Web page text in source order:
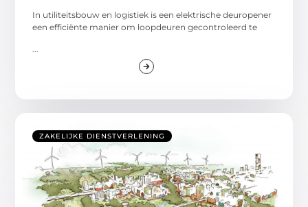
In utiliteitsbouw en logistiek is een elektrische deuropener
een efficiënte manier om loopdeuren gecontroleerd te
ZAKELIJKE DIENSTVERLENING